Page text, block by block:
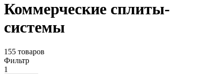
Коммерческие сплиты-
системы
155 товаров
Фильтр
1